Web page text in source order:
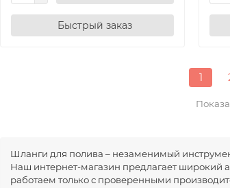
1
Шланги для полива – незаменимый
Наш интернет-магазин предлагает широкий
работаем только с проверенными